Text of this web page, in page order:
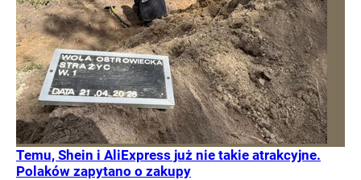
Temu, Shein i AliExpress już nie takie atrakcyjne.
Polaków zapytano o zakupy